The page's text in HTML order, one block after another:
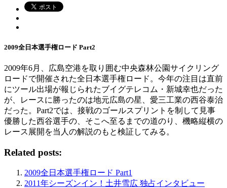
2009全日本選手権ロード Part2
2009年6月、広島空港を取り囲む中央森林公園サイクリング
ロードで開催された全日本選手権ロード。今年の注目は直前
にツール出場が報じられたブイグテレコム・新城幸也だった
が、レースに勝ったのは地元広島の星、愛三工業の西谷泰治
だった。Part2では、接戦のゴールスプリントを制して見事
優勝した西谷選手の、そこへ至るまでの道のり、機略縦横の
レース展開を当人の解説のもと検証してみる。
Related posts:
2009全日本選手権ロード Part1
2011年シーズンイン！土井雪広 独占インタビュー